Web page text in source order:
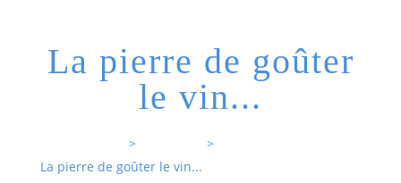
La pierre de goûter
le vin...
>
>
La pierre de goûter le vin...